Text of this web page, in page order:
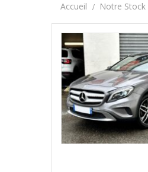
Accueil Notre Stock